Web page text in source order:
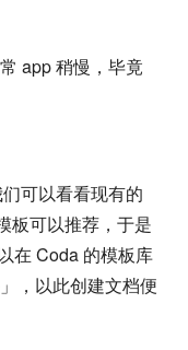
app 稍慢，毕竟
可以看看现有的
板可以推荐，于是
在 Coda 的模板库
，以此创建文档便